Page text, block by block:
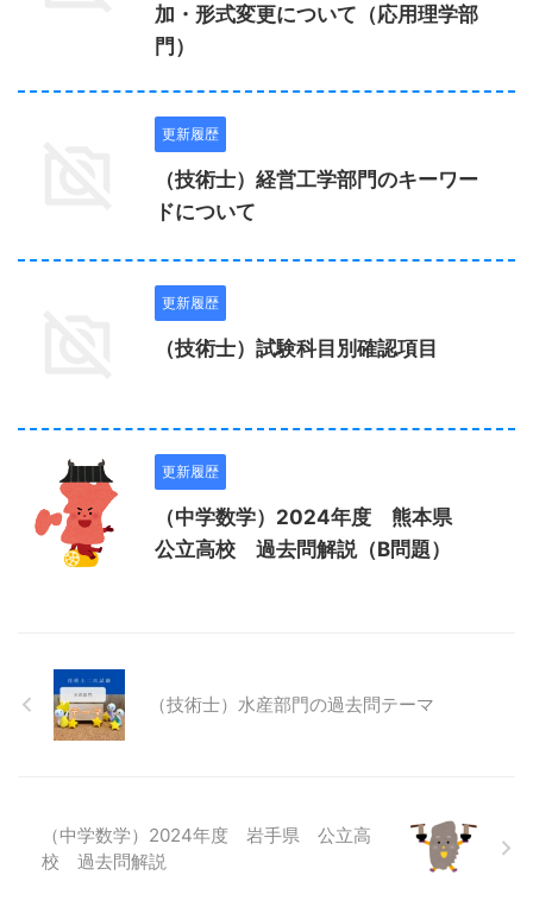
加・形式変更について（応用理学部
門）
更新履歴
（技術士）経営工学部門のキーワー
ドについて
更新履歴
（技術士）試験科目別確認項目
更新履歴
（中学数学）2024年度 熊本県
公立高校 過去問解説（B問題）
（技術士）水産部門の過去問テーマ
（中学数学）2024年度 岩手県 公立高
校 過去問解説